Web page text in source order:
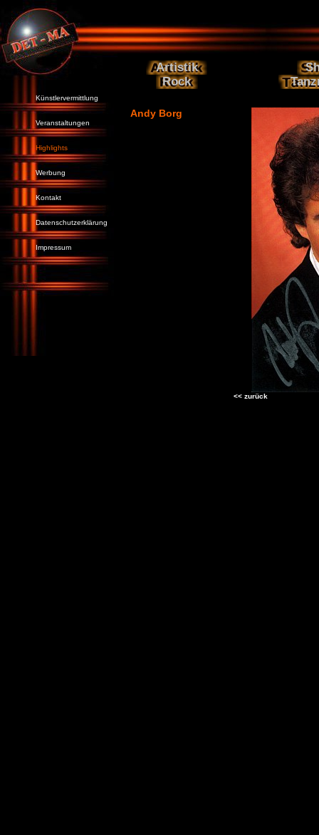
Künstlervermittlung
Veranstaltungen
Highlights
Werbung
Kontakt
Datenschutzerklärung
Impressum
Artistik
Rock
Andy Borg
<< zurück